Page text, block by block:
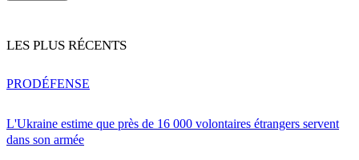
LES PLUS RÉCENTS
L'Ukraine estime que près de 16 000 volontaires étrangers servent
dans son armée
PRODÉFENSE